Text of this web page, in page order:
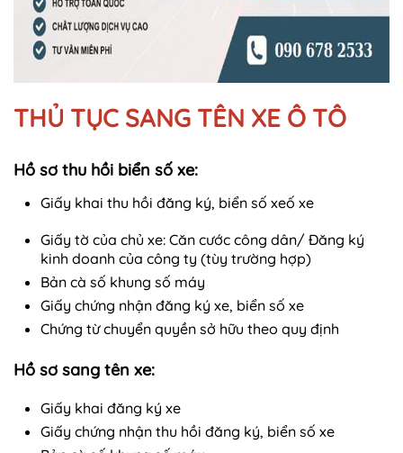
THỦ TỤC SANG TÊN XE Ô TÔ
Hồ sơ thu hồi biển số xe:
Giấy khai thu hồi đăng ký, biển số xeố xe
Giấy tờ của chủ xe: Căn cước công dân/ Đăng ký
kinh doanh của công ty (tùy trường hợp)
Bản cà số khung số máy
Giấy chứng nhận đăng ký xe, biển số xe
Chứng từ chuyển quyền sở hữu theo quy định
Hồ sơ sang tên xe:
Giấy khai đăng ký xe
Giấy chứng nhận thu hồi đăng ký, biển số xe